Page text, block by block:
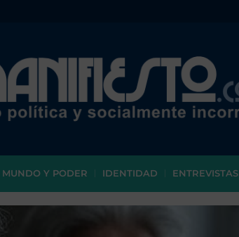
MUNDO Y PODER IDENTIDAD ENTREVISTAS